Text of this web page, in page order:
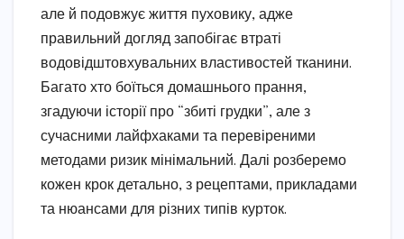
але й подовжує життя пуховику, адже
правильний догляд запобігає втраті
водовідштовхувальних властивостей тканини.
Багато хто боїться домашнього прання,
згадуючи історії про “збиті грудки”, але з
сучасними лайфхаками та перевіреними
методами ризик мінімальний. Далі розберемо
кожен крок детально, з рецептами, прикладами
та нюансами для різних типів курток.